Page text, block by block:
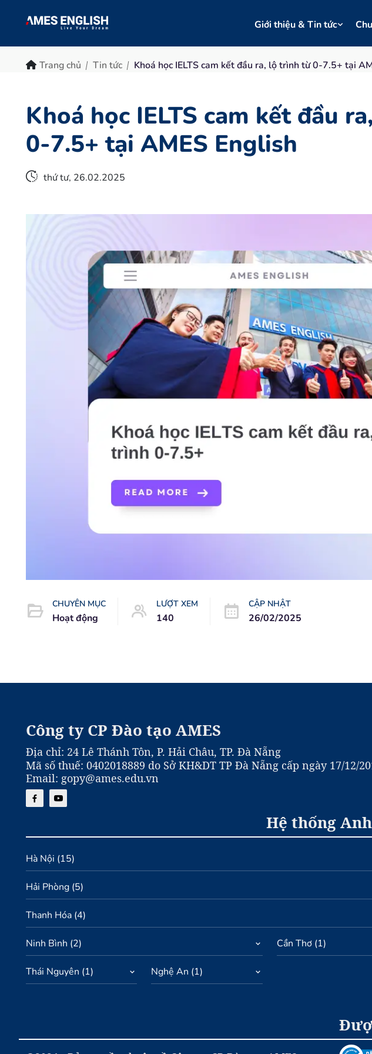
Giới thiệu & Tin tức
Trang chủ Tin tức Khoá học IELTS cam kết đầu ra, lộ trình từ 0-7.5+ tại
Khoá học IELTS cam kết đầu
0-7.5+ tại AMES English
thứ tư, 26.02.2025
CHUYÊN MỤC
Hoạt động
LƯỢT XEM
140
CẬP NHẬT
26/02/2025
Công ty CP Đào tạo AMES
Địa chỉ: 24 Lê Thánh Tôn, P. Hải Châu, TP. Đà Nẵng
Mã số thuế: 0402018889 do Sở KH&DT TP Đà Nẵng cấp ngày 17/12/
Email: gopy@ames.edu.vn
Hệ thống
Hà Nội (15)
Hải Phòng (5)
Thanh Hóa (4)
Ninh Bình (2) Cần Thơ(1)
Thái Nguyên (1) Nghệ An (1)